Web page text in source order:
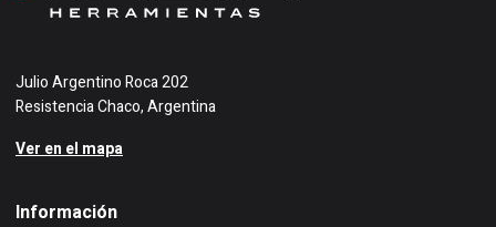
Julio Argentino Roca 202
Resistencia Chaco, Argentina
Ver en el mapa
Información